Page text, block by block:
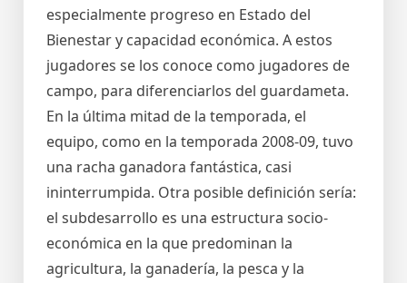
especialmente progreso en Estado del
Bienestar y capacidad económica. A estos
jugadores se los conoce como jugadores de
campo, para diferenciarlos del guardameta.
En la última mitad de la temporada, el
equipo, como en la temporada 2008-09, tuvo
una racha ganadora fantástica, casi
ininterrumpida. Otra posible definición sería:
el subdesarrollo es una estructura socio-
económica en la que predominan la
agricultura, la ganadería, la pesca y la